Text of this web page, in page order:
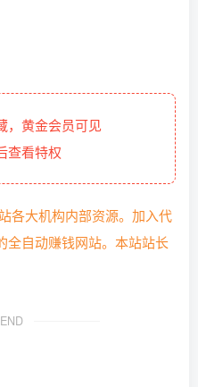
黄金会员可见
看特权
各大机构内部资源。加入代
全自动赚钱网站。本站站长